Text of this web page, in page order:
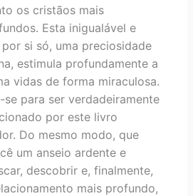
os cristãos mais
Esta inigualável e
si só, uma preciosidade
estimula profundamente a
vidas de forma miraculosa.
para ser verdadeiramente
por este livro
Do mesmo modo, que
um anseio ardente e
descobrir e, finalmente,
mais profundo,